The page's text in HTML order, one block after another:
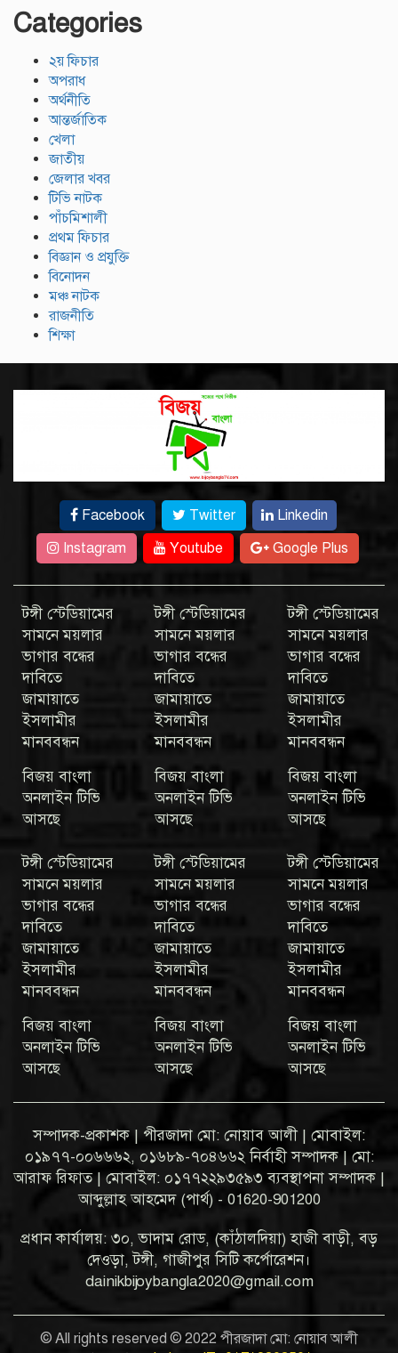
Categories
২য় ফিচার
অপরাধ
অর্থনীতি
আন্তর্জাতিক
খেলা
জাতীয়
জেলার খবর
টিভি নাটক
পাঁচমিশালী
প্রথম ফিচার
বিজ্ঞান ও প্রযুক্তি
বিনোদন
মঞ্চ নাটক
রাজনীতি
শিক্ষা
Facebook Twitter
Linkedin
Instagram
Youtube Google Plus
টঙ্গী স্টেডিয়ামের
সামনে ময়লার
ভাগার বন্ধের
দাবিতে
জামায়াতে
ইসলামীর
মানববন্ধন
বিজয় বাংলা
অনলাইন টিভি
আসছে
টঙ্গী স্টেডিয়ামের
সামনে ময়লার
ভাগার বন্ধের
দাবিতে
জামায়াতে
ইসলামীর
মানববন্ধন
বিজয় বাংলা
অনলাইন টিভি
আসছে
টঙ্গী স্টেডিয়ামের
সামনে ময়লার
ভাগার বন্ধের
দাবিতে
জামায়াতে
ইসলামীর
মানববন্ধন
বিজয় বাংলা
অনলাইন টিভি
আসছে
টঙ্গী স্টেডিয়ামের
সামনে ময়লার
ভাগার বন্ধের
দাবিতে
জামায়াতে
ইসলামীর
মানববন্ধন
বিজয় বাংলা
অনলাইন টিভি
আসছে
টঙ্গী স্টেডিয়ামের
সামনে ময়লার
ভাগার বন্ধের
দাবিতে
জামায়াতে
ইসলামীর
মানববন্ধন
বিজয় বাংলা
অনলাইন টিভি
আসছে
টঙ্গী স্টেডিয়ামের
সামনে ময়লার
ভাগার বন্ধের
দাবিতে
জামায়াতে
ইসলামীর
মানববন্ধন
বিজয় বাংলা
অনলাইন টিভি
আসছে
সম্পাদক-প্রকাশক | পীরজাদা মো: নোয়াব আলী | মোবাইল:
০১৯৭৭-০০৬৬৬২, ০১৬৮৯-৭০৪৬৬২ নির্বাহী সম্পাদক | মো:
আরাফ রিফাত | মোবাইল: ০১৭৭২২৯৩৫৯৩ ব্যবস্থাপনা সম্পাদক |
আব্দুল্লাহ আহমেদ (পার্থ) - 01620-901200
প্রধান কার্যালয়: ৩০, ভাদাম রোড, (কাঁঠালদিয়া) হাজী বাড়ী, বড়
দেওড়া, টঙ্গী, গাজীপুর সিটি কর্পোরেশন।
dainikbijoybangla2020@gmail.com
© All rights reserved © 2022 পীরজাদা মো: নোয়াব আলী